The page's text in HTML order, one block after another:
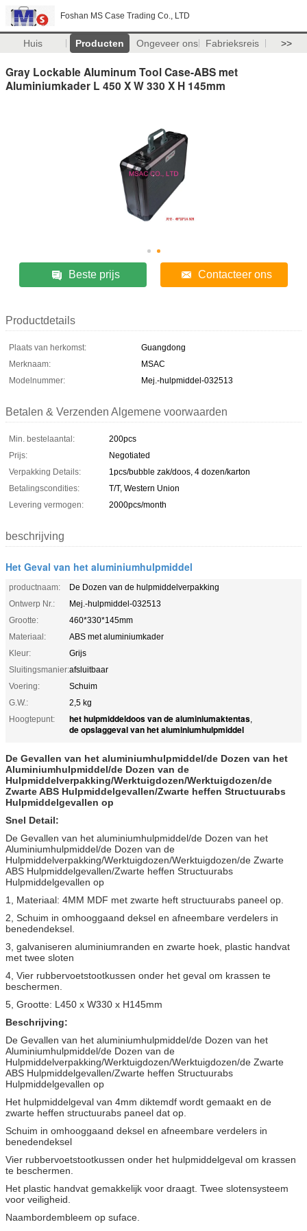
Foshan MS Case Trading Co., LTD
Huis Producten Ongeveer ons Fabrieksreis >>
Gray Lockable Aluminum Tool Case-ABS met
Aluminiumkader L 450 X W 330 X H 145mm
Beste prijs Contacteer ons
Productdetails
Plaats van herkomst:
Guangdong
Merknaam:
MSAC
Modelnummer:
Mej.-hulpmiddel-032513
Betalen & Verzenden Algemene voorwaarden
Min. bestelaantal:
200pcs
Prijs:
Negotiated
Verpakking Details:
1pcs/bubble zak/doos, 4 dozen/karton
Betalingscondities:
T/T, Western Union
Levering vermogen:
2000pcs/month
beschrijving
Het Geval van het aluminiumhulpmiddel
productnaam:
De Dozen van de hulpmiddelverpakking
Ontwerp Nr.:
Mej.-hulpmiddel-032513
Grootte:
460*330*145mm
Materiaal:
ABS met aluminiumkader
Kleur:
Grijs
Sluitingsmanier:afsluitbaar
Voering:
Schuim
G.W.:
2,5 kg
Hoogtepunt:
het hulpmiddeldoos van de aluminiumaktentas,
de opslaggeval van het aluminiumhulpmiddel
De Gevallen van het aluminiumhulpmiddel/de Dozen van het
Aluminiumhulpmiddel/de Dozen van de
Hulpmiddelverpakking/Werktuigdozen/Werktuigdozen/de
Zwarte ABS Hulpmiddelgevallen/Zwarte heffen Structuurabs
Hulpmiddelgevallen op
Snel Detail:
De Gevallen van het aluminiumhulpmiddel/de Dozen van het
Aluminiumhulpmiddel/de Dozen van de
Hulpmiddelverpakking/Werktuigdozen/Werktuigdozen/de Zwarte
ABS Hulpmiddelgevallen/Zwarte heffen Structuurabs
Hulpmiddelgevallen op
1, Materiaal: 4MM MDF met zwarte heft structuurabs paneel op.
2, Schuim in omhooggaand deksel en afneembare verdelers in
benedendeksel.
3, galvaniseren aluminiumranden en zwarte hoek, plastic handvat
met twee sloten
4, Vier rubbervoetstootkussen onder het geval om krassen te
beschermen.
5, Grootte: L450 x W330 x H145mm
Beschrijving:
De Gevallen van het aluminiumhulpmiddel/de Dozen van het
Aluminiumhulpmiddel/de Dozen van de
Hulpmiddelverpakking/Werktuigdozen/Werktuigdozen/de Zwarte
ABS Hulpmiddelgevallen/Zwarte heffen Structuurabs
Hulpmiddelgevallen op
Het hulpmiddelgeval van 4mm diktemdf wordt gemaakt en de
zwarte heffen structuurabs paneel dat op.
Schuim in omhooggaand deksel en afneembare verdelers in
benedendeksel
Vier rubbervoetstootkussen onder het hulpmiddelgeval om krassen
te beschermen.
Het plastic handvat gemakkelijk voor draagt. Twee slotensysteem
voor veiligheid.
Naambordembleem op suface.